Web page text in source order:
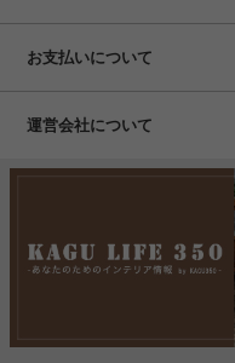
お支払いについて
運営会社について